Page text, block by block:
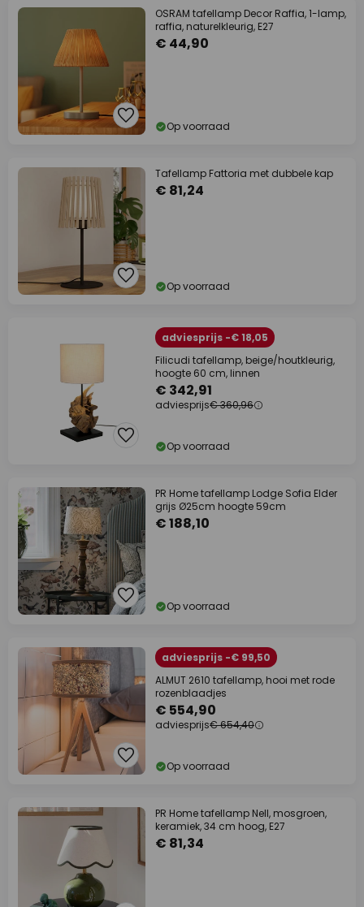
OSRAM tafellamp Decor Raffia, 1-lamp,
raffia, naturelkleurig, E27
€ 44,90
Op voorraad
Tafellamp Fattoria met dubbele kap
€ 81,24
Op voorraad
adviesprijs -€ 18,05
Filicudi tafellamp, beige/houtkleurig,
hoogte 60 cm, linnen
€ 342,91
adviesprijs€ 360,96
Op voorraad
PR Home tafellamp Lodge Sofia Elder
grijs Ø25cm hoogte 59cm
€ 188,10
Op voorraad
adviesprijs -€ 99,50
ALMUT 2610 tafellamp, hooi met rode
rozenblaadjes
€ 554,90
adviesprijs€ 654,40
Op voorraad
PR Home tafellamp Nell, mosgroen,
keramiek, 34 cm hoog, E27
€ 81,34